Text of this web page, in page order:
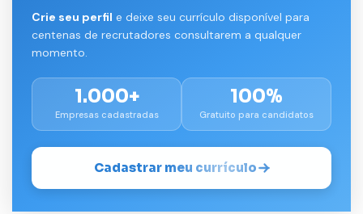
Crie seu perfil e deixe seu currículo disponível para
centenas de recrutadores consultarem a qualquer
momento.
1.000+
Empresas cadastradas
100%
Gratuito para candidatos
Cadastrar meu currículo